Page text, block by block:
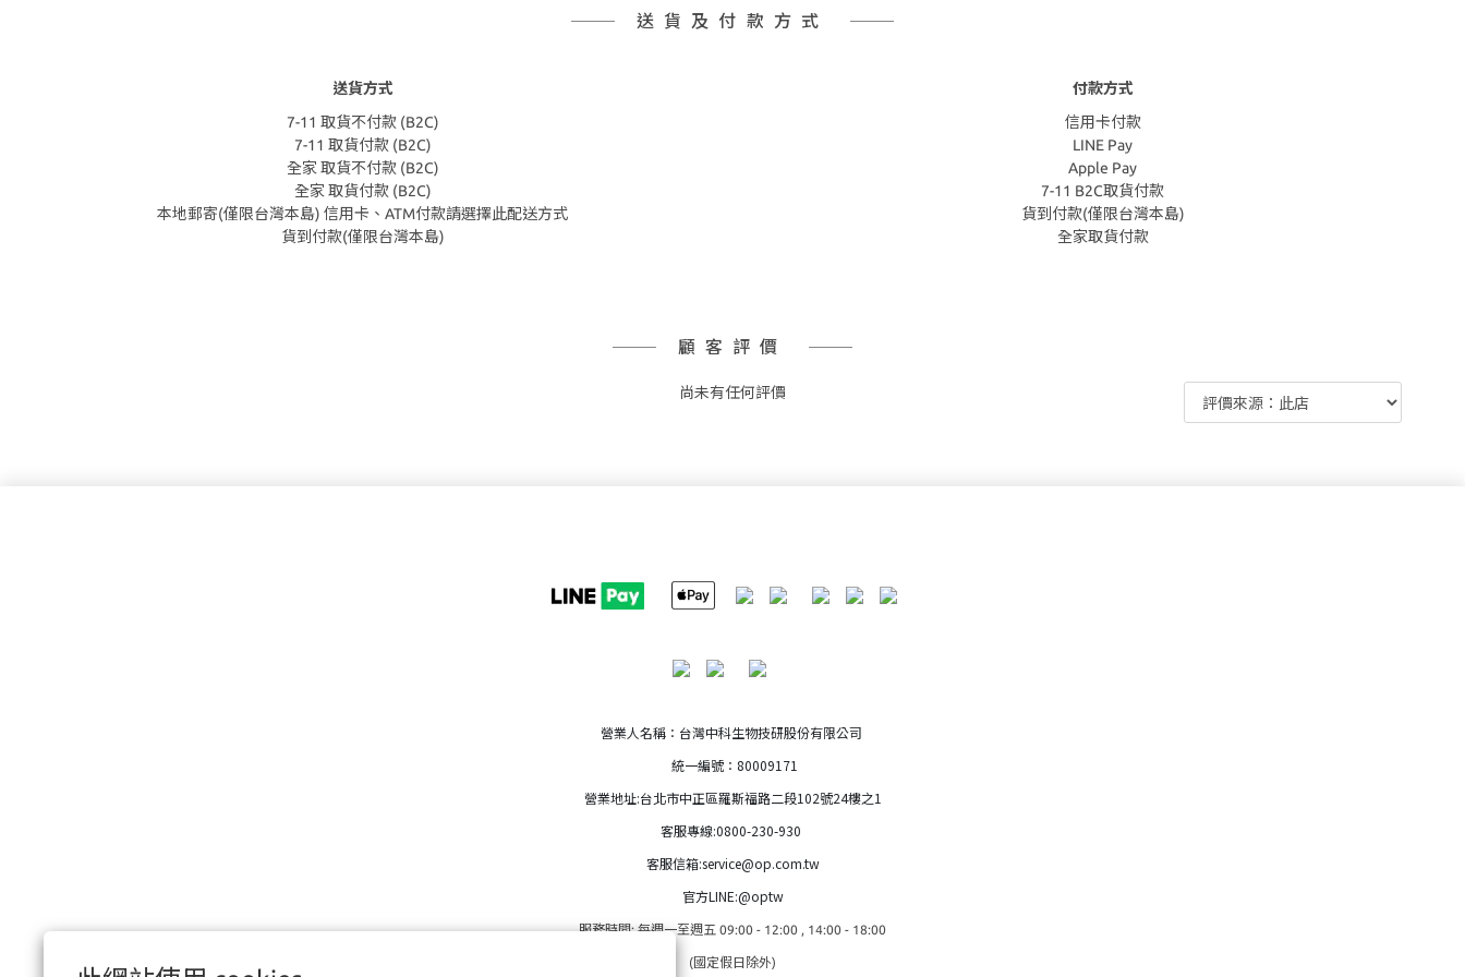
送貨及付款方式
送貨方式
7-11 取貨不付款 (B2C)
7-11 取貨付款 (B2C)
全家 取貨不付款 (B2C)
全家 取貨付款 (B2C)
本地郵寄(僅限台灣本島) 信用卡、ATM付款請選擇此配送方式
貨到付款(僅限台灣本島)
付款方式
信用卡付款
LINE Pay
Apple Pay
7-11 B2C取貨付款
貨到付款(僅限台灣本島)
全家取貨付款
顧客評價
尚未有任何評價
營業人名稱：台灣中科生物技研股份有限公司
統一編號：80009171
營業地址:台北市中正區羅斯福路二段102號24樓之1
客服專線:0800-230-930
客服信箱:service@op.com.tw
官方LINE:@optw
服務時間: 每週一至週五 09:00 - 12:00 , 14:00 - 18:00
(國定假日除外)